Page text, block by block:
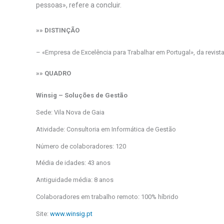
pessoas», refere a concluir.
»» DISTINÇÃO
– «Empresa de Excelência para Trabalhar em Portugal», da
»» QUADRO
Winsig – Soluções de Gestão
Sede: Vila Nova de Gaia
Atividade: Consultoria em Informática de Gestão
Número de colaboradores: 120
Média de idades: 43 anos
Antiguidade média: 8 anos
Colaboradores em trabalho remoto: 100% híbrido
Site: www.winsig.pt